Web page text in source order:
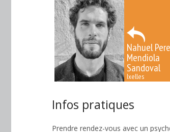
Nahuel
Mendiola
Sandoval
Ixelles
Infos pratiques
Prendre rendez-vous avec un